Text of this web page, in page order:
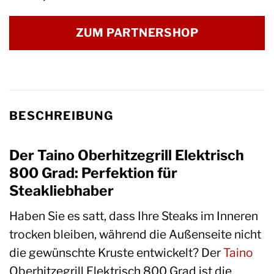
ZUM PARTNERSHOP
BESCHREIBUNG
Der Taino Oberhitzegrill Elektrisch
800 Grad: Perfektion für
Steakliebhaber
Haben Sie es satt, dass Ihre Steaks im Inneren
trocken bleiben, während die Außenseite nicht
die gewünschte Kruste entwickelt? DerTaino
Oberhitzegrill Elektrisch 800 Grad ist die